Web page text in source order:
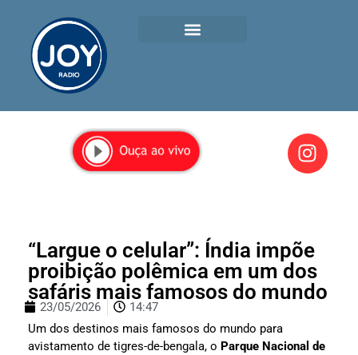
“Largue o celular”: Índia impõe
proibição polêmica em um dos
safáris mais famosos do mundo
23/05/2026
14:47
Um dos destinos mais famosos do mundo para
avistamento de tigres-de-bengala, o Parque Nacional de